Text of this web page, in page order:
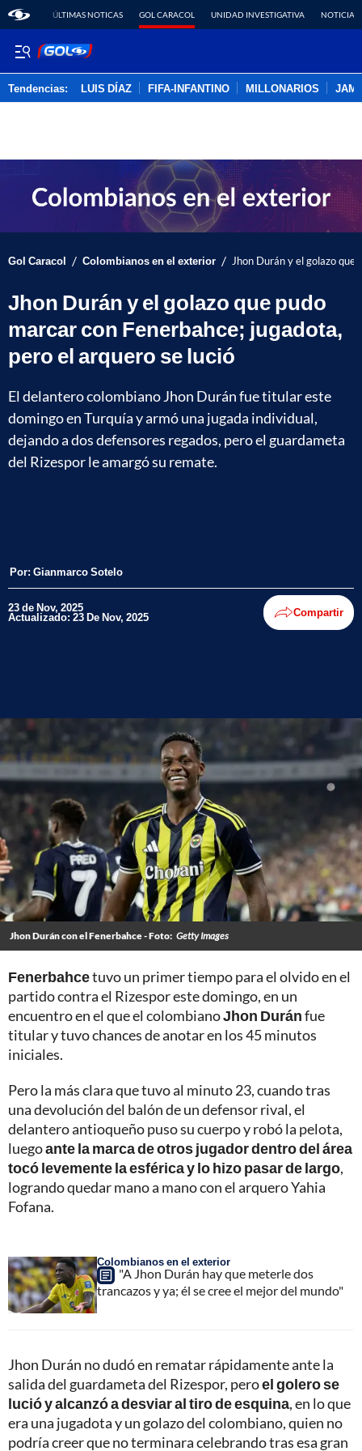
ÚLTIMAS NOTICAS GOL CARACOL UNIDAD INVESTIGATIVA NOTICIAS
Tendencias: LUIS DÍAZ FIFA-INFANTINO MILLONARIOS
Gol Caracol / Colombianos en el exterior / Jhon Durán y el golazo que
Jhon Durán y el golazo que pudo
marcar con Fenerbahce; jugadota,
pero el arquero se lució
El delantero colombiano Jhon Durán fue titular este
domingo en Turquía y armó una jugada individual,
dejando a dos defensores regados, pero el guardameta
del Rizespor le amargó su remate.
Por: Gianmarco Sotelo
23 de Nov, 2025
Actualizado: 23 De Nov, 2025 Compartir
Jhon Durán con el Fenerbahce - Foto: Getty Images
Fenerbahcetuvo un primer tiempo para el olvido en el
partido contra el Rizespor este domingo, en un
encuentro en el que el colombianoJhon Duránfue
titular y tuvo chances de anotar en los 45 minutos
iniciales.
Pero la más clara que tuvo al minuto 23, cuando tras
una devolución del balón de un defensor rival, el
delantero antioqueño puso su cuerpo y robó la pelota,
luegoante la marca de otros jugador dentro del área
tocó levemente la esférica y lo hizo pasar de largo,
logrando quedar mano a mano con el arquero Yahia
Fofana.
Colombianos en el exterior
"A Jhon Durán hay que meterle dos
trancazos y ya; él se cree el mejor del mundo"
Jhon Durán no dudó en rematar rápidamente ante la
salida del guardameta del Rizespor, peroel golero se
lució y alcanzó a desviar al tiro de esquina, en lo que
era una jugadota y un golazo del colombiano, quien no
podría creer que no terminara celebrando tras esa gran